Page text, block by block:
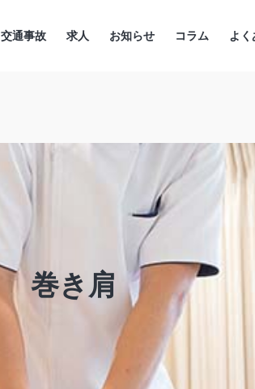
交通事故 求人 お知らせ コラム よ
巻き肩